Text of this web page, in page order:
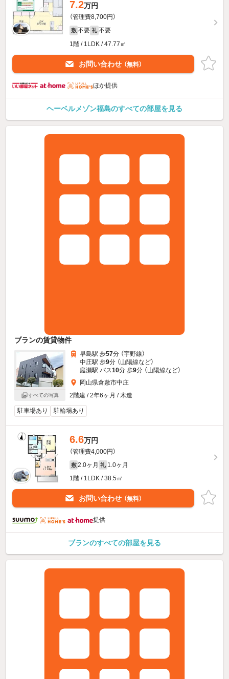
7.2万円
（管理費8,700円）
敷 不要 礼 不要
1階 / 1LDK / 47.77㎡
お問い合わせ （無料）
ほか提供
ヘーベルメゾン福島のすべての部屋を見る
ブランの賃貸物件
すべての写真
早島駅 歩57分 （宇野線）
中庄駅 歩9分 （山陽線など）
庭瀬駅 バス10分 歩9分 （山陽線など）
岡山県倉敷市中庄
2階建 / 2年6ヶ月 / 木造
駐車場あり 駐輪場あり
6.6万円
（管理費4,000円）
敷 2.0ヶ月 礼 1.0ヶ月
1階 / 1LDK / 38.5㎡
お問い合わせ （無料）
提供
ブランのすべての部屋を見る